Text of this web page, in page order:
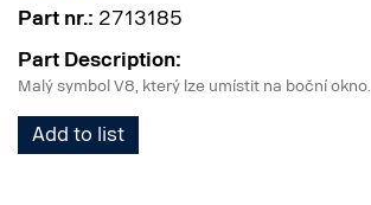
Part nr.: 2713185
Part Description:
Malý symbol V8, který lze umístit na boční okno.
Add to list